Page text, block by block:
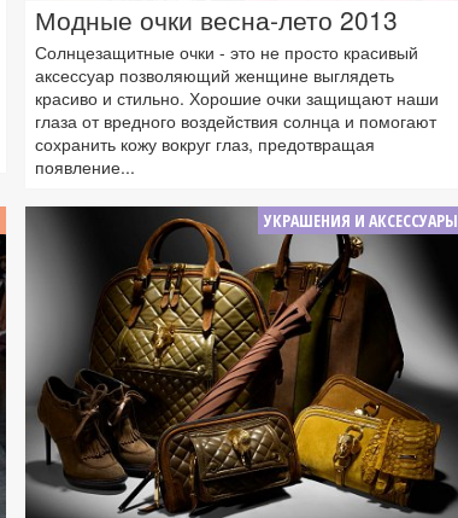
Модные очки весна-лето 2013
Солнцезащитные очки - это не просто красивый
аксессуар позволяющий женщине выглядеть
красиво и стильно. Хорошие очки защищают наши
глаза от вредного воздействия солнца и помогают
сохранить кожу вокруг глаз, предотвращая
появление...
УКРАШЕНИЯ И АКСЕССУАРЫ